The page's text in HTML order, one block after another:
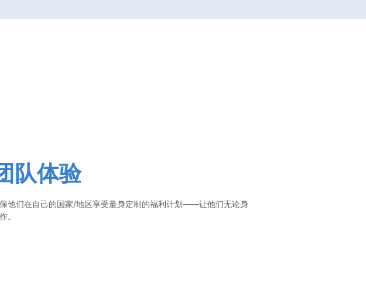
队体验
他们在自己的国家/地区享受量身定制的福利计划——让他们无论身
。